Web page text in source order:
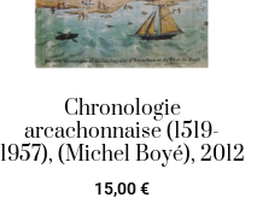
Chronologie
arcachonnaise (1519-
1957), (Michel Boyé), 2012
15,00€